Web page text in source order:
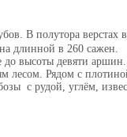
В полутора
длинной в 260 сажен.
высоты девяти аршин.
лесом. Рядом с
с рудой, углём,